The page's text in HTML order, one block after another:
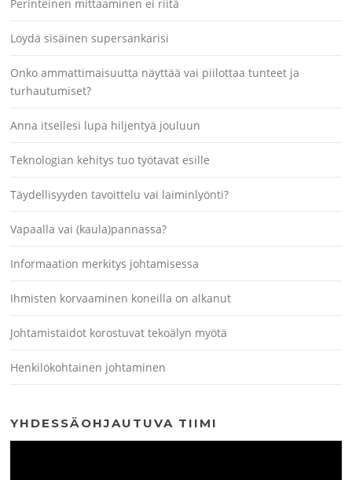
Perinteinen mittaaminen ei riitä
Löydä sisäinen supersankarisi
Onko ammattimaisuutta näyttää vai piilottaa tunteet ja
turhautumiset?
Anna itsellesi lupa hiljentyä jouluun
Teknologian kehitys tuo työtavat esille
Täydellisyyden tavoittelu vai laiminlyönti?
Vapaalla vai (kaula)pannassa?
Informaation merkitys johtamisessa
Ihmisten korvaaminen koneilla on alkanut
Johtamistaidot korostuvat tekoälyn myötä
Henkilökohtainen johtaminen
YHDESSÄOHJAUTUVA TIIMI